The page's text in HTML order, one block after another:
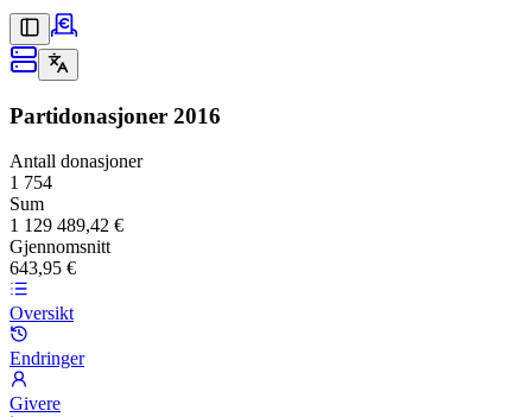
Partidonasjoner 2016
Antall donasjoner
1 754
Sum
1 129 489,42 €
Gjennomsnitt
643,95 €
Oversikt
Endringer
Givere